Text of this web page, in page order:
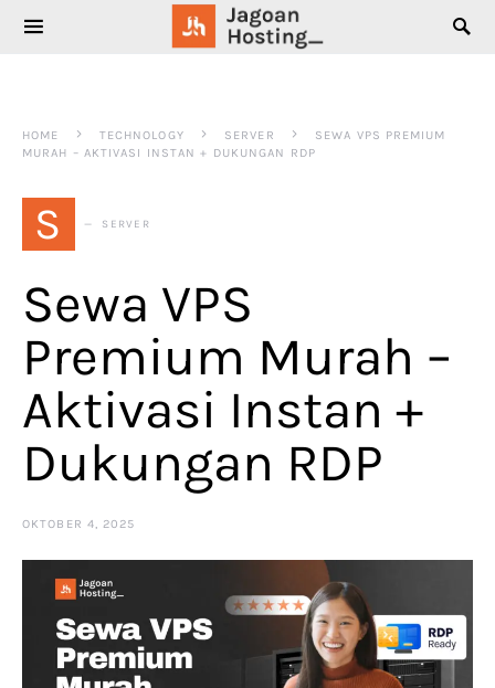
SEARCH FOR:
HOME TECHNOLOGY SERVER
SEWA VPS PREMIUM
MURAH – AKTIVASI INSTAN + DUKUNGAN RDP
S SERVER
Sewa VPS
Premium Murah –
Aktivasi Instan +
Dukungan RDP
OKTOBER 4, 2025